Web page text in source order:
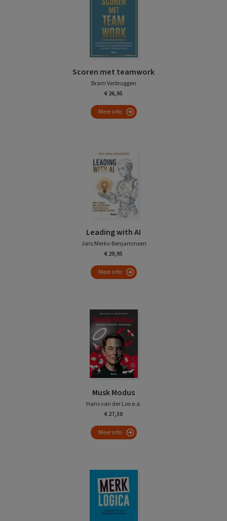
Scoren met teamwork
Bram Verbruggen
€ 26,95
Meer info
Leading with AI
Joris Merks-Benjaminsen
€ 29,95
Meer info
Musk Modus
Hans van der Loo e.a.
€ 27,50
Meer info